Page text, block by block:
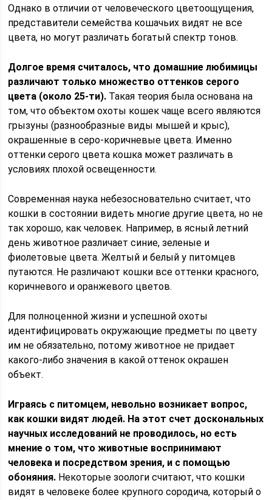
Однако в отличии от человеческого цветоощущения,
представители семейства кошачьих видят не все
цвета, но могут различать богатый спектр тонов.
Долгое время считалось, что домашние любимицы
различают только множество оттенков серого
цвета (около 25-ти). Такая теория была основана на
том, что объектом охоты кошек чаще всего являются
грызуны (разнообразные виды мышей и крыс),
окрашенные в серо-коричневые цвета. Именно
оттенки серого цвета кошка может различать в
условиях плохой освещенности.
Современная наука небезосновательно считает, что
кошки в состоянии видеть многие другие цвета, но не
так хорошо, как человек. Например, в ясный летний
день животное различает синие, зеленые и
фиолетовые цвета. Желтый и белый у питомцев
путаются. Не различают кошки все оттенки красного,
коричневого и оранжевого цветов.
Для полноценной жизни и успешной охоты
идентифицировать окружающие предметы по цвету
им не обязательно, потому животное не придает
какого-либо значения в какой оттенок окрашен
объект.
Играясь с питомцем, невольно возникает вопрос,
как кошки видят людей. На этот счет доскональных
научных исследований не проводилось, но есть
мнение о том, что животные воспринимают
человека и посредством зрения, и с помощью
обоняния. Некоторые зоологи считают, что кошки
видят в человеке более крупного сородича, который о